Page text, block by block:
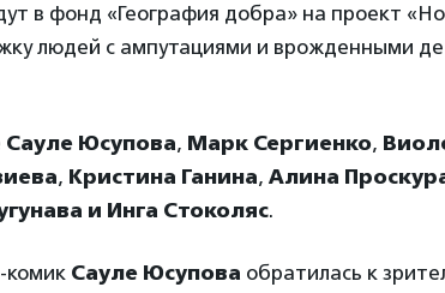
в фонд «География добра» на проект
людей с ампутациями и врожденными
Сауле Юсупова, Марк Сергиенко,
, Кристина Ганина, Алина
и Инга Стоколяс.
комик Сауле Юсупова обратилась к